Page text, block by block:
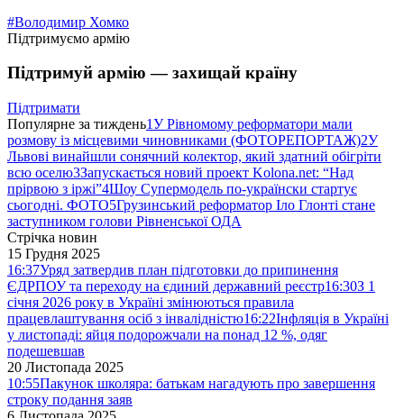
#Володимир Хомко
Підтримуємо армію
Підтримуй армію — захищай країну
Підтримати
Популярне за тиждень1У Рівномому реформатори мали
розмову із місцевими чиновниками (ФОТОРЕПОРТАЖ)2У
Львові винайшли сонячний колектор, який здатний обігріти
всю оселю3Запускається новий проект Kolona.net: “Над
прірвою з іржі”4Шоу Супермодель по-українски стартує
сьогодні. ФОТО5Грузинський реформатор Іло Глонті стане
заступником голови Рівненської ОДА
Стрічка новин
15 Грудня 2025
16:37Уряд затвердив план підготовки до припинення
ЄДРПОУ та переходу на єдиний державний реєстр16:30З 1
січня 2026 року в Україні змінюються правила
працевлаштування осіб з інвалідністю16:22Інфляція в Україні
у листопаді: яйця подорожчали на понад 12 %, одяг
подешевшав
20 Листопада 2025
10:55Пакунок школяра: батькам нагадують про завершення
строку подання заяв